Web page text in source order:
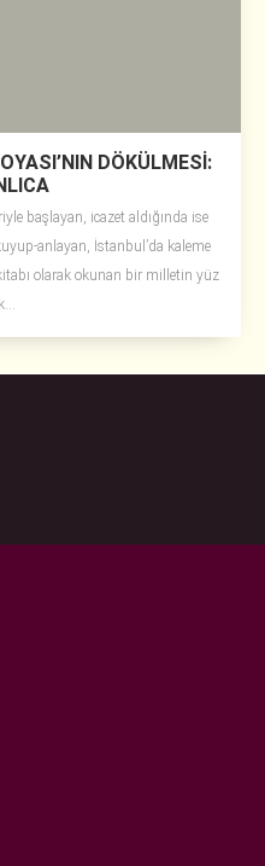
DÖKÜLMESİ:
başlayan, icazet aldığında ise
anlayan, İstanbul’da kaleme
olarak okunan bir milletin yüz